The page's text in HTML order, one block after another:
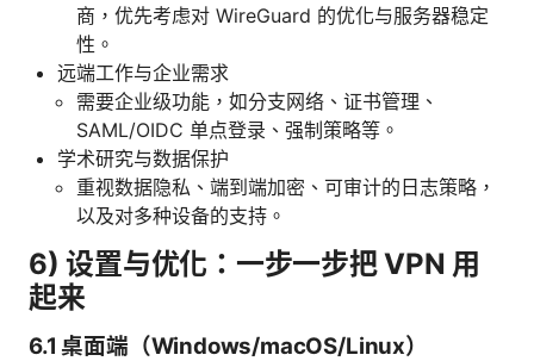
商，优先考虑对 WireGuard 的优化与服务器稳定
性。
远端工作与企业需求
需要企业级功能，如分支网络、证书管理、
SAML/OIDC 单点登录、强制策略等。
学术研究与数据保护
重视数据隐私、端到端加密、可审计的日志策略，
以及对多种设备的支持。
6) 设置与优化：一步一步把 VPN 用
起来
6.1 桌面端（Windows/macOS/Linux）